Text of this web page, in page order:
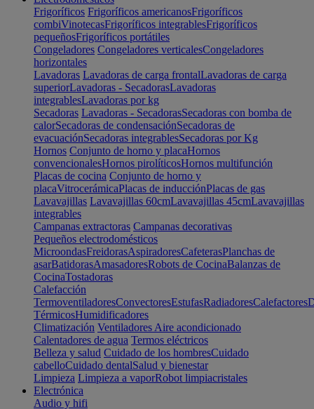
Frigoríficos Frigoríficos americanosFrigoríficos
combiVinotecasFrigoríficos integrablesFrigoríficos
pequeñosFrigoríficos portátiles
Congeladores Congeladores verticalesCongeladores
horizontales
Lavadoras Lavadoras de carga frontalLavadoras de carga
superiorLavadoras - SecadorasLavadoras
integrablesLavadoras por kg
Secadoras Lavadoras - SecadorasSecadoras con bomba de
calorSecadoras de condensaciónSecadoras de
evacuaciónSecadoras integrablesSecadoras por Kg
Hornos Conjunto de horno y placaHornos
convencionalesHornos pirolíticosHornos multifunción
Placas de cocina Conjunto de horno y
placaVitrocerámicaPlacas de inducciónPlacas de gas
Lavavajillas Lavavajillas 60cmLavavajillas 45cmLavavajillas
integrables
Campanas extractoras Campanas decorativas
Pequeños electrodomésticos
MicroondasFreidorasAspiradoresCafeterasPlanchas de
asarBatidorasAmasadoresRobots de CocinaBalanzas de
CocinaTostadoras
Calefacción
TermoventiladoresConvectoresEstufasRadiadoresCalefactores
TérmicosHumidificadores
Climatización Ventiladores Aire acondicionado
Calentadores de agua Termos eléctricos
Belleza y salud Cuidado de los hombresCuidado
cabelloCuidado dentalSalud y bienestar
Limpieza Limpieza a vaporRobot limpiacristales
Electrónica
Audio y hifi